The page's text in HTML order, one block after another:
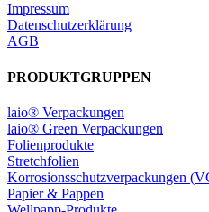
Impressum
Datenschutzerklärung
AGB
PRODUKTGRUPPEN
laio® Verpackungen
laio® Green Verpackungen
Folienprodukte
Stretchfolien
Korrosionsschutzverpackungen
Papier & Pappen